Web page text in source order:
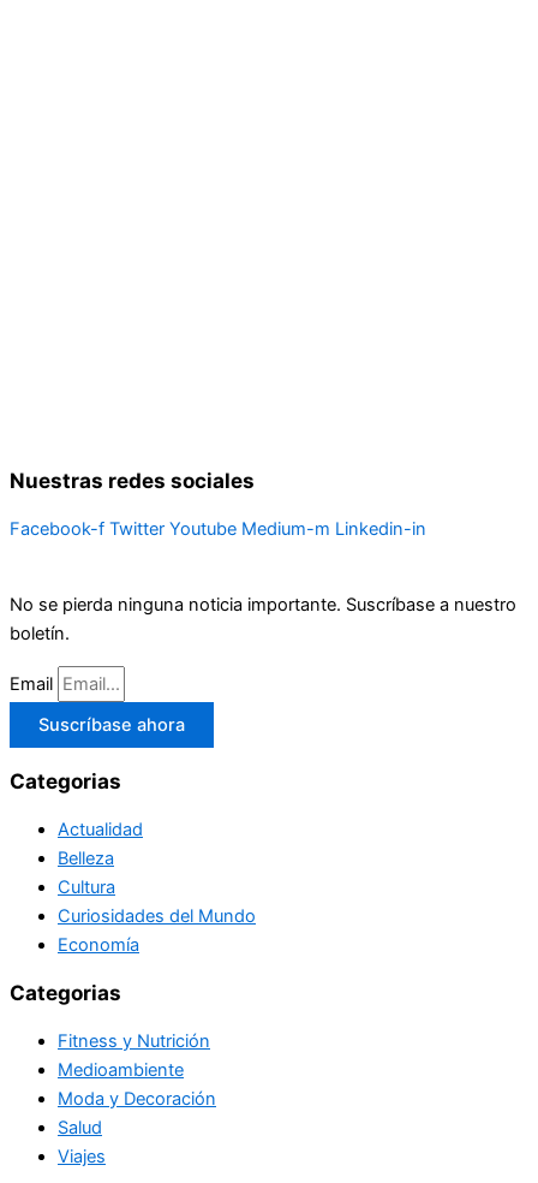
Nuestras redes sociales
Facebook-f Twitter Youtube Medium-m Linkedin-in
No se pierda ninguna noticia importante. Suscríbase a nuestro
boletín.
Email
Suscríbase ahora
Categorias
Actualidad
Belleza
Cultura
Curiosidades del Mundo
Economía
Categorias
Fitness y Nutrición
Medioambiente
Moda y Decoración
Salud
Viajes